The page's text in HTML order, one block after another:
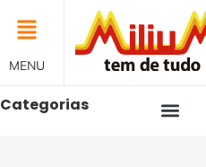
MENU
Categorias